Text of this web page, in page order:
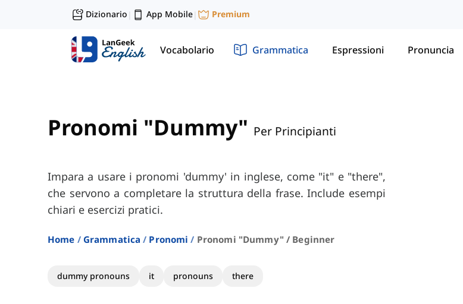
Dizionario | App Mobile| Premium
Vocabolario Grammatica Espressioni Pronuncia
Pronomi "Dummy" Per Principianti
Impara a usare i pronomi 'dummy' in inglese, come "it" e "there",
che servono a completare la struttura della frase. Include esempi
chiari e esercizi pratici.
Home Grammatica Pronomi Pronomi "dummy" / Beginner
dummy pronouns it pronouns there